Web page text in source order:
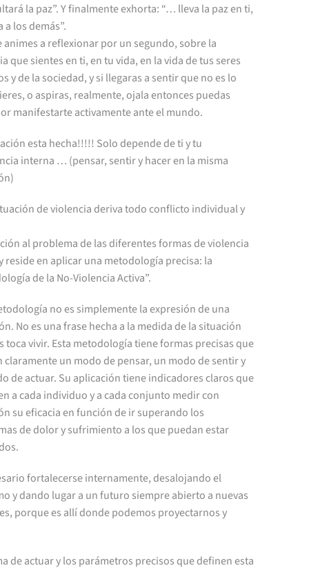
la paz”. Y finalmente exhorta: “… lleva la paz en ti,
a los demás”.
animes a reflexionar por un segundo, sobre la
que sientes en ti, en tu vida, en la vida de tus seres
y de la sociedad, y si llegaras a sentir que no es lo
o aspiras, realmente, ojala entonces puedas
manifestarte activamente ante el mundo.
esta hecha!!!!! Solo depende de ti y tu
interna … (pensar, sentir y hacer en la misma
de violencia deriva todo conflicto individual y
al problema de las diferentes formas de violencia
reside en aplicar una metodología precisa: la
de la No-Violencia Activa”.
no es simplemente la expresión de una
No es una frase hecha a la medida de la situación
toca vivir. Esta metodología tiene formas precisas que
claramente un modo de pensar, un modo de sentir y
de actuar. Su aplicación tiene indicadores claros que
a cada individuo y a cada conjunto medir con
su eficacia en función de ir superando los
de dolor y sufrimiento a los que puedan estar
fortalecerse internamente, desalojando el
y dando lugar a un futuro siempre abierto a nuevas
porque es allí donde podemos proyectarnos y
de actuar y los parámetros precisos que definen esta